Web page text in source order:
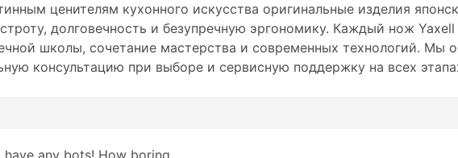
ценителям кухонного искусства оригинальные изделия
долговечность и безупречную эргономику. Каждый нож
школы, сочетание мастерства и современных технологий. Мы
консультацию при выборе и сервисную поддержку на всех
any bots! How boring...